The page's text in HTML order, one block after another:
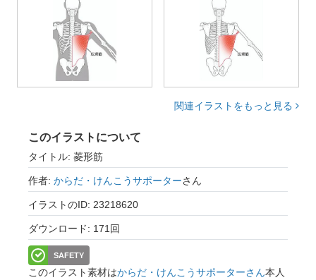
関連イラストをもっと見る
このイラストについて
タイトル: 菱形筋
作者: からだ・けんこうサポーターさん
イラストのID: 23218620
ダウンロード: 171回
SAFETY
このイラスト素材はからだ・けんこうサポーターさん本人